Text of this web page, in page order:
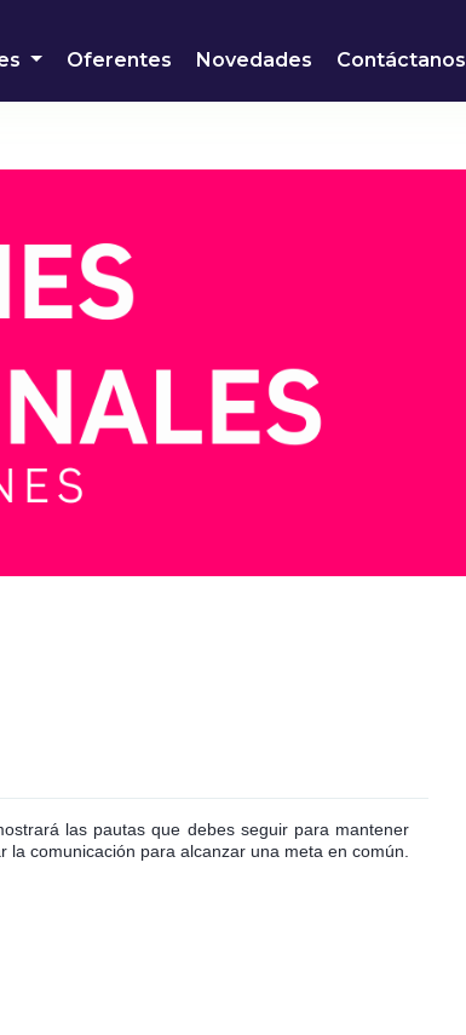
Oferentes Novedades Contáctanos
las pautas que debes seguir para mantener
comunicación para alcanzar una meta en común.